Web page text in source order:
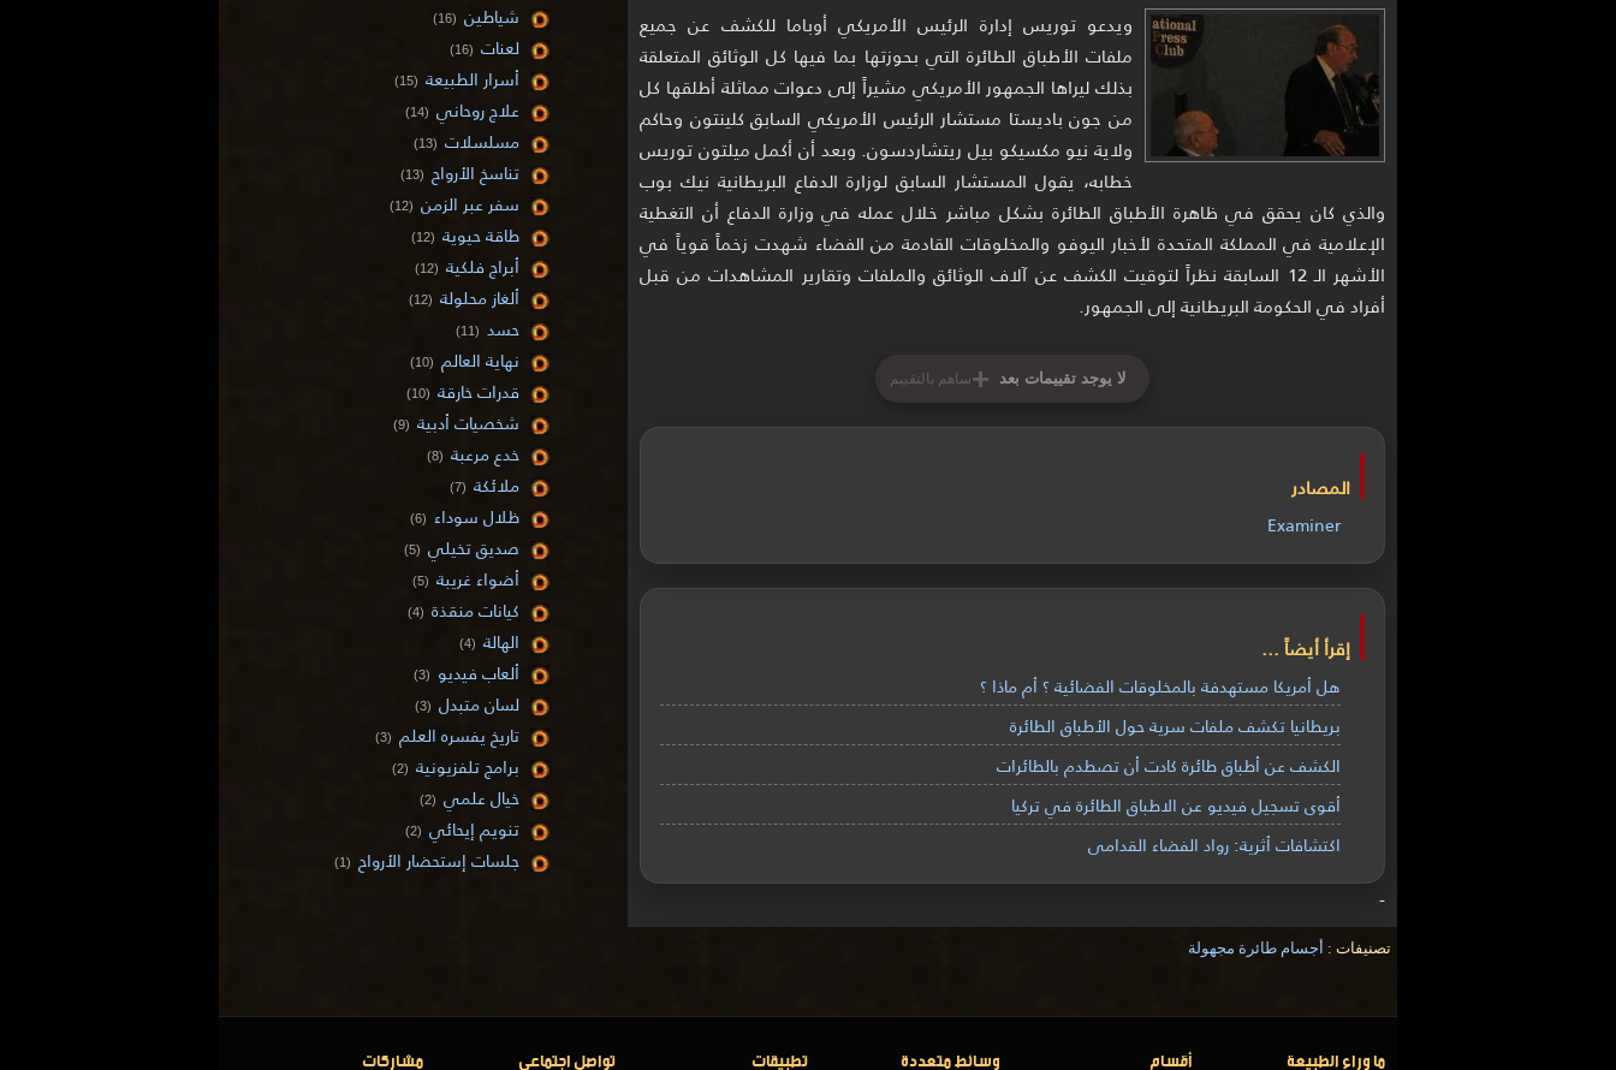
ويدعو توريس إدارة الرئيس الأمريكي أوباما للكشف عن جميع
ملفات الأطباق الطائرة التي بحوزتها بما فيها كل الوثائق المتعلقة
بذلك ليراها الجمهور الأمريكي مشيراً إلى دعوات مماثلة أطلقها كل
من جون باديستا مستشار الرئيس الأمريكي السابق كلينتون وحاكم
ولاية نيو مكسيكو بيل ريتشاردسون. وبعد أن أكمل ميلتون توريس
خطابه، يقول المستشار السابق لوزارة الدفاع البريطانية نيك بوب
والذي كان يحقق في ظاهرة الأطباق الطائرة بشكل مباشر خلال عمله في وزارة الدفاع أن التغطية
الإعلامية في المملكة المتحدة لأخبار اليوفو والمخلوقات القادمة من الفضاء شهدت زخماً قوياً في
الأشهر الـ 12 السابقة نظراً لتوقيت الكشف عن آلاف الوثائق والملفات وتقارير المشاهدات من قبل
أفراد في الحكومة البريطانية إلى الجمهور.
لا يوجد تقييمات بعد +ساهم بالتقييم
المصادر
Examiner
إقرأ أيضاً ...
هل أمريكا مستهدفة بالمخلوقات الفضائية ؟ أم ماذا ؟
بريطانيا تكشف ملفات سرية حول الأطباق الطائرة
الكشف عن أطباق طائرة كادت أن تصطدم بالطائرات
أقوى تسجيل فيديو عن الاطباق الطائرة في تركيا
اكتشافات أثرية: رواد الفضاء القدامى
-
تصنيفات : أجسام طائرة مجهولة
شياطين (16)
لعنات (16)
أسرار الطبيعة (15)
علاج روحاني (14)
مسلسلات (13)
تناسخ الأرواح (13)
سفر عبر الزمن (12)
طاقة حيوية (12)
أبراج فلكية (12)
ألغاز محلولة (12)
حسد (11)
نهاية العالم (10)
قدرات خارقة (10)
شخصيات أدبية (9)
خدع مرعبة (8)
ملائكة (7)
ظلال سوداء (6)
صديق تخيلي (5)
أضواء غريبة (5)
كيانات منقذة (4)
الهالة (4)
ألعاب فيديو (3)
لسان متبدل (3)
تاريخ يفسره العلم (3)
برامج تلفزيونية (2)
خيال علمي (2)
تنويم إيحائي (2)
جلسات إستحضار الأرواح (1)
ما وراء الطبيعة أقسام وسائط متعددة تطبيقات تواصل اجتماعي مشاركات